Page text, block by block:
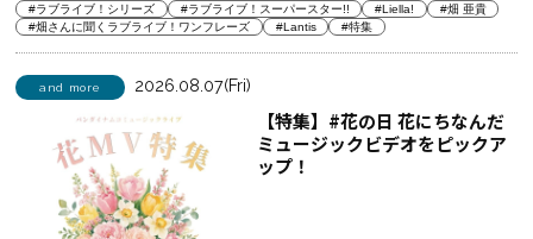
#ラブライブ！シリーズ #ラブライブ！スーパースター!! #Liella!
#畑 亜貴
#畑さんに聞くラブライブ！ワンフレーズ
#Lantis #特集
and more 2026.08.07(Fri)
【特集】#花の日 花にちなんだ
ミュージックビデオをピックア
ップ！